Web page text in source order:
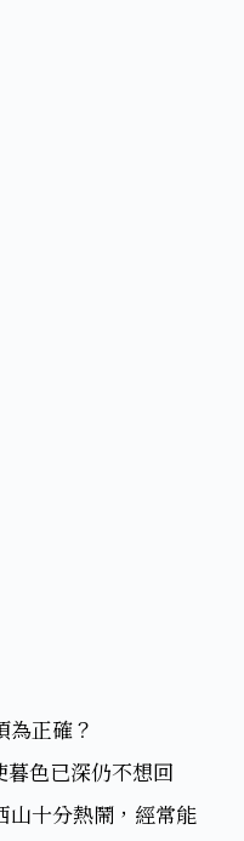
為正確？
暮色已深仍不想回
山十分熱鬧，經常能